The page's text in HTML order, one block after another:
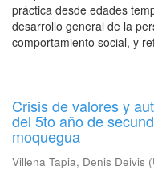
práctica desde edades
desarrollo general de la
comportamiento social, y
Crisis de valores y
del 5to año de
moquegua
Villena Tapia, Denis Deivis (